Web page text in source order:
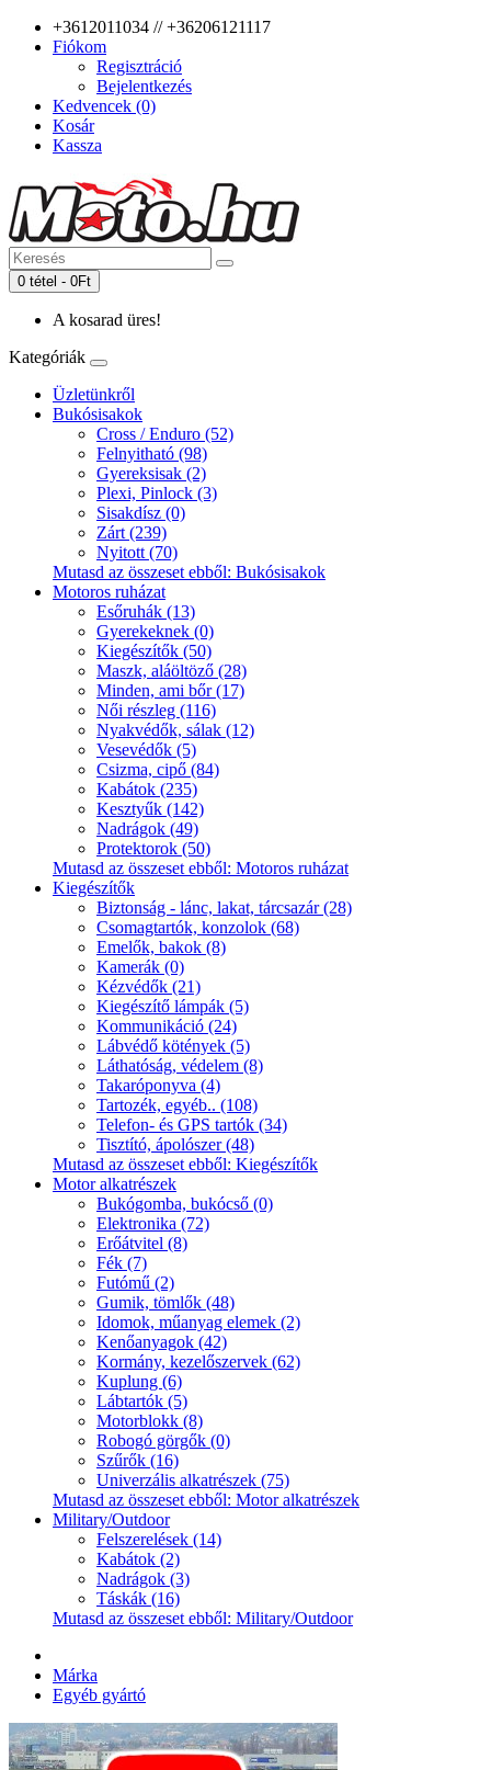
+3612011034 // +36206121117
Fiókom
Regisztráció
Bejelentkezés
Kedvencek (0)
Kosár
Kassza
0 tétel - 0Ft
A kosarad üres!
Kategóriák
Üzletünkről
Bukósisakok
Cross / Enduro (52)
Felnyitható (98)
Gyereksisak (2)
Plexi, Pinlock (3)
Sisakdísz (0)
Zárt (239)
Nyitott (70)
Mutasd az összeset ebből: Bukósisakok
Motoros ruházat
Esőruhák (13)
Gyerekeknek (0)
Kiegészítők (50)
Maszk, aláöltöző (28)
Minden, ami bőr (17)
Női részleg (116)
Nyakvédők, sálak (12)
Vesevédők (5)
Csizma, cipő (84)
Kabátok (235)
Kesztyűk (142)
Nadrágok (49)
Protektorok (50)
Mutasd az összeset ebből: Motoros ruházat
Kiegészítők
Biztonság - lánc, lakat, tárcsazár (28)
Csomagtartók, konzolok (68)
Emelők, bakok (8)
Kamerák (0)
Kézvédők (21)
Kiegészítő lámpák (5)
Kommunikáció (24)
Lábvédő kötények (5)
Láthatóság, védelem (8)
Takaróponyva (4)
Tartozék, egyéb.. (108)
Telefon- és GPS tartók (34)
Tisztító, ápolószer (48)
Mutasd az összeset ebből: Kiegészítők
Motor alkatrészek
Bukógomba, bukócső (0)
Elektronika (72)
Erőátvitel (8)
Fék (7)
Futómű (2)
Gumik, tömlők (48)
Idomok, műanyag elemek (2)
Kenőanyagok (42)
Kormány, kezelőszervek (62)
Kuplung (6)
Lábtartók (5)
Motorblokk (8)
Robogó görgők (0)
Szűrők (16)
Univerzális alkatrészek (75)
Mutasd az összeset ebből: Motor alkatrészek
Military/Outdoor
Felszerelések (14)
Kabátok (2)
Nadrágok (3)
Táskák (16)
Mutasd az összeset ebből: Military/Outdoor
Márka
Egyéb gyártó